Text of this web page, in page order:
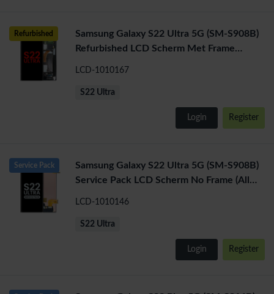
Refurbished
Samsung Galaxy S22 Ultra 5G (SM-S908B)
Refurbished LCD Scherm Met Frame
LCD-1010167
S22 Ultra
Login Register
Service Pack
Samsung Galaxy S22 Ultra 5G (SM-S908B)
Service Pack LCD Scherm No Frame (All
LCD-1010146
S22 Ultra
Login Register